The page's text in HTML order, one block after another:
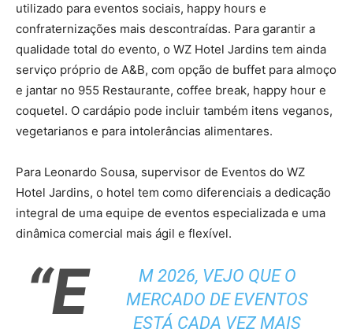
utilizado para eventos sociais, happy hours e
confraternizações mais descontraídas. Para garantir a
qualidade total do evento, o WZ Hotel Jardins tem ainda
serviço próprio de A&B, com opção de buffet para almoço
e jantar no 955 Restaurante, coffee break, happy hour e
coquetel. O cardápio pode incluir também itens veganos,
vegetarianos e para intolerâncias alimentares.
Para Leonardo Sousa, supervisor de Eventos do WZ
Hotel Jardins, o hotel tem como diferenciais a dedicação
integral de uma equipe de eventos especializada e uma
dinâmica comercial mais ágil e flexível.
“E
M 2026, VEJO QUE O
MERCADO DE EVENTOS
ESTÁ CADA VEZ MAIS